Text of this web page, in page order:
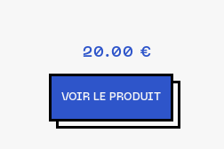
20.00 €
VOIR LE PRODUIT